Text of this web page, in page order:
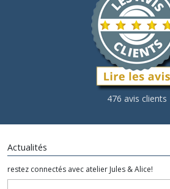
476 avis clients
Actualités
restez connectés avec atelier Jules & Alice!